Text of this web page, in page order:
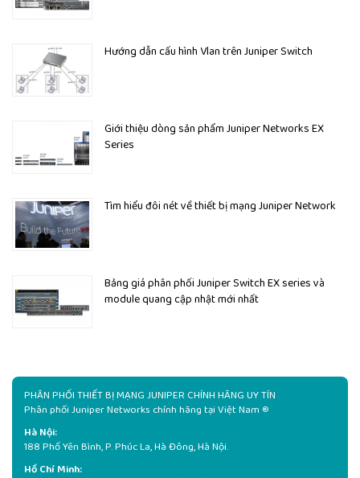
Hướng dẫn cấu hình Vlan trên Juniper Switch
Giới thiệu dòng sản phẩm Juniper Networks EX
Series
Tìm hiểu đôi nét về thiết bị mạng Juniper Network
Bảng giá phân phối Juniper Switch EX series và
module quang cập nhật mới nhất
PHÂN PHỐI THIẾT BỊ MẠNG JUNIPER CHÍNH HÃNG UY TÍN
Phân phối Juniper Networks chính hãng tại Việt Nam ®
Hà Nội:
188 Phố Yên Bình, P. Phúc La, Hà Đông, Hà Nội.
Hồ Chí Minh: